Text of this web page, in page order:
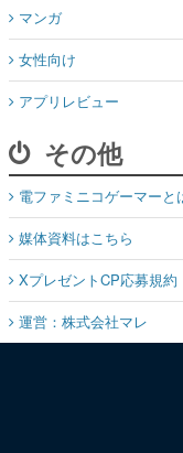
マンガ
女性向け
アプリレビュー
その他
電ファミニコゲーマーと
媒体資料はこちら
XプレゼントCP応募規約
運営：株式会社マレ